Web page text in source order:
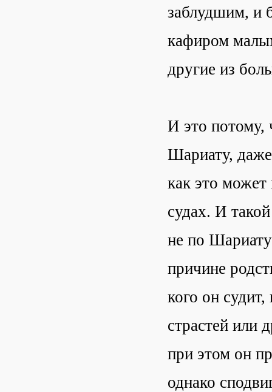
заблудшим, и
кафиром
другие из
И это потому,
Шариату,
как это может
судах. И
не по
причине
кого он
страстей или
при этом он
однако